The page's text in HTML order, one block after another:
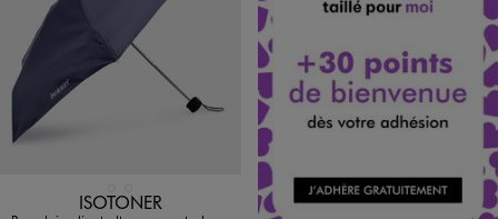
Disponible en 2 coloris
ISOTONER